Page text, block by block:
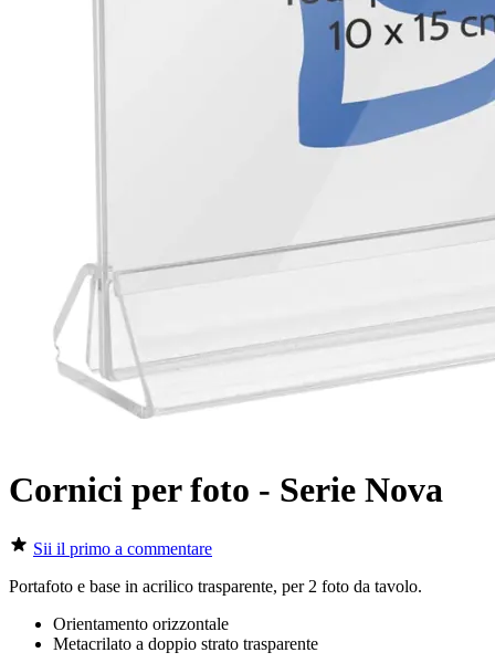
Cornici per foto - Serie Nova
Sii il primo a commentare
Portafoto e base in acrilico trasparente, per 2 foto da tavolo.
Orientamento orizzontale
Metacrilato a doppio strato trasparente